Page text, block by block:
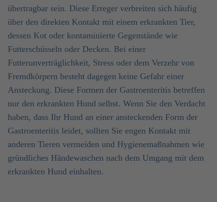
übertragbar sein. Diese Erreger verbreiten sich häufig
über den direkten Kontakt mit einem erkrankten Tier,
dessen Kot oder kontaminierte Gegenstände wie
Futterschüsseln oder Decken. Bei einer
Futterunverträglichkeit, Stress oder dem Verzehr von
Fremdkörpern besteht dagegen keine Gefahr einer
Ansteckung. Diese Formen der Gastroenteritis betreffen
nur den erkrankten Hund selbst. Wenn Sie den Verdacht
haben, dass Ihr Hund an einer ansteckenden Form der
Gastroenteritis leidet, sollten Sie engen Kontakt mit
anderen Tieren vermeiden und Hygienemaßnahmen wie
gründliches Händewaschen nach dem Umgang mit dem
erkrankten Hund einhalten.